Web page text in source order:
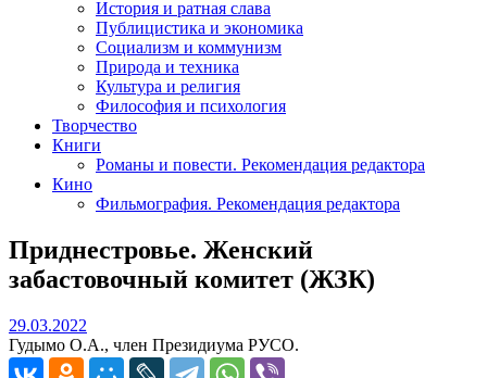
История и ратная слава
Публицистика и экономика
Социализм и коммунизм
Природа и техника
Культура и религия
Философия и психология
Творчество
Книги
Романы и повести. Рекомендация редактора
Кино
Фильмография. Рекомендация редактора
Приднестровье. Женский
забастовочный комитет (ЖЗК)
29.03.2022
Гудымо О.А., член Президиума РУСО.